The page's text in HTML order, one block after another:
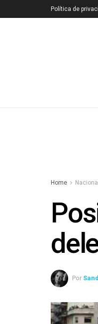
Política de
Home
Por